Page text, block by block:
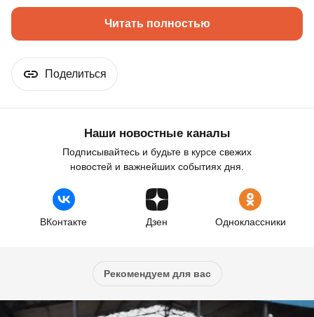
Читать полностью
Поделиться
Наши новостные каналы
Подписывайтесь и будьте в курсе свежих
новостей и важнейших событиях дня.
ВКонтакте Дзен Одноклассники
Рекомендуем для вас